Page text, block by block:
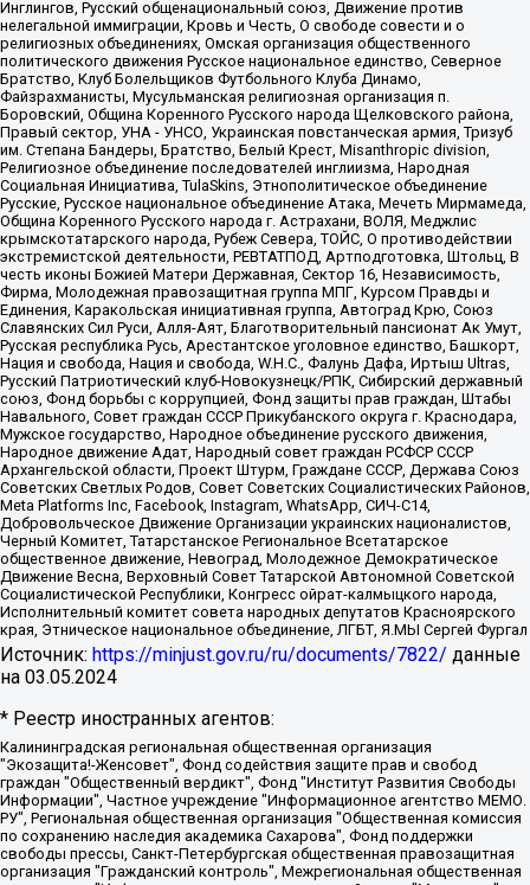
Инглингов, Русский общенациональный союз, Движение против
нелегальной иммиграции, Кровь и Честь, О свободе совести и о
религиозных объединениях, Омская организация общественного
политического движения Русское национальное единство, Северное
Братство, Клуб Болельщиков Футбольного Клуба Динамо,
Файзрахманисты, Мусульманская религиозная организация п.
Боровский, Община Коренного Русского народа Щелковского района,
Правый сектор, УНА - УНСО, Украинская повстанческая армия, Тризуб
им. Степана Бандеры, Братство, Белый Крест, Misanthropic division,
Религиозное объединение последователей инглиизма, Народная
Социальная Инициатива, TulaSkins, Этнополитическое объединение
Русские, Русское национальное объединение Атака, Мечеть Мирмамеда,
Община Коренного Русского народа г. Астрахани, ВОЛЯ, Меджлис
крымскотатарского народа, Рубеж Севера, ТОЙС, О противодействии
экстремистской деятельности, РЕВТАТПОД, Артподготовка, Штольц, В
честь иконы Божией Матери Державная, Сектор 16, Независимость,
Фирма, Молодежная правозащитная группа МПГ, Курсом Правды и
Единения, Каракольская инициативная группа, Автоград Крю, Союз
Славянских Сил Руси, Алля-Аят, Благотворительный пансионат Ак Умут,
Русская республика Русь, Арестантское уголовное единство, Башкорт,
Нация и свобода, Нация и свобода, W.H.С., Фалунь Дафа, Иртыш Ultras,
Русский Патриотический клуб-Новокузнецк/РПК, Сибирский державный
союз, Фонд борьбы с коррупцией, Фонд защиты прав граждан, Штабы
Навального, Совет граждан СССР Прикубанского округа г. Краснодара,
Мужское государство, Народное объединение русского движения,
Народное движение Адат, Народный совет граждан РСФСР СССР
Архангельской области, Проект Штурм, Граждане СССР, Держава Союз
Советских Светлых Родов, Совет Советских Социалистических Районов,
Meta Platforms Inc, Facebook, Instagram, WhatsApp, СИЧ-С14,
Добровольческое Движение Организации украинских националистов,
Черный Комитет, Татарстанское Региональное Всетатарское
общественное движение, Невоград, Молодежное Демократическое
Движение Весна, Верховный Совет Татарской Автономной Советской
Социалистической Республики, Конгресс ойрат-калмыцкого народа,
Исполнительный комитет совета народных депутатов Красноярского
края, Этническое национальное объединение, ЛГБТ, Я.МЫ Сергей Фургал
Источник: https://minjust.gov.ru/ru/documents/7822/ данные
на 03.05.2024
* Реестр иностранных агентов:
Калининградская региональная общественная организация "Экозащита!-Женсовет", Фонд содействия защите прав и свобод граждан "Общественный вердикт", Фонд "Институт Развития Свободы Информации", Частное учреждение "Информационное агентство МЕМО. РУ", Региональная общественная организация "Общественная комиссия по сохранению наследия академика Сахарова", Фонд поддержки свободы прессы, Санкт-Петербургская общественная правозащитная организация "Гражданский контроль", Межрегиональная общественная организация "Информационно-просветительский центр "Мемориал", Региональный Фонд "Центр Защиты Прав Средств Массовой Информации", с 05.12.2023 Фонд "Центр Защиты Прав Средств массовой информации", Региональная общественная благотворительная организация помощи беженцам и мигрантам "Гражданское содействие", Негосударственное образовательное учреждение дополнительного профессионального образования (повышение квалификации) специалистов "АКАДЕМИЯ ПО ПРАВАМ ЧЕЛОВЕКА", Свердловская региональная общественная организация "Сутяжник", Автономная некоммерческая организация "Центр независимых социологических исследований", Союз общественных объединений "Российский исследовательский центр по правам человека", Региональное общественное учреждение научно-информационный центр "МЕМОРИАЛ", Некоммерческая организация "Фонд защиты гласности", Автономная некоммерческая организация "Институт прав человека", Городская общественная организация "Екатеринбургское общество "МЕМОРИАЛ", Городская общественная организация "Рязанское историко-просветительское и правозащитное общество "Мемориал" (Рязанский Мемориал), Челябинский региональный орган общественной самодеятельности – женское общественное объединение "Женщины Евразии", Челябинский региональный орган общественной самодеятельности "Уральская правозащитная группа", Фонд содействия защите здоровья и социальной справедливости имени Андрея Рылькова, Автономная Некоммерческая Организация "Аналитический Центр Юрия Левады", Автономная некоммерческая организация социальной поддержки населения "Проект Апрель", Региональная общественная организация помощи женщинам и детям, находящимся в кризисной ситуации "Информационно-методический центр "Анна", Фонд содействия развитию массовых коммуникаций и правовому просвещению "Так-так-Так", Фонд содействия устойчивому развитию "Серебряная тайга", Свердловский региональный общественный фонд социальных проектов "Новое время", "Idel.Реалии", Кавказ.Реалии, Крым.Реалии, Телеканал Настоящее Время, Татаро-башкирская служба Радио Свобода (Azatliq Radiosi), Радио Свободная Европа/Радио Свобода (PCE/PC), "Сибирь.Реалии", "Фактограф", Благотворительный фонд помощи осужденным и их семьям, Автономная некоммерческая организация "Институт глобализации и социальных движений", Фонд "В защиту прав заключенных", Частное учреждение "Центр поддержки и содействия развитию средств массовой информации", Пензенский региональный общественный благотворительный фонд "Гражданский союз", "Север.Реалии", Некоммерческая организация Фонд "Правовая инициатива", Общество с ограниченной ответственностью "Радио Свободная Европа/Радио Свобода", Чешское информационное агентство "MEDIUM-ORIENT", Красноярская региональная общественная организация "Мы против СПИДа", Камалягин Денис Николаевич, Маркелов Сергей Евгеньевич, Пономарев Лев Александрович, Савицкая Людмила Алексеевна, Автономная некоммерческая организация "Центр по работе с проблемой насилия "НАСИЛИЮ.НЕТ", Межрегиональный профессиональный союз работников здравоохранения "Альянс врачей", Юридическое лицо, зарегистрированное в Латвийской Республике, SIA "Medusa Project" (регистрационный номер 40103797863, дата регистрации 10.06.2014), Некоммерческая организация "Фонд по борьбе с коррупцией", Автономная некоммерческая организация "Институт права и публичной политики", Баданин Роман Сергеевич, Гликин Максим Александрович, Железнова Мария Михайловна, Лукьянова Юлия Сергеевна, Маетная Елизавета Витальевна, Маняхин Петр Борисович, Чуракова Ольга Владимировна, Ярош Юлия Петровна, Юридическое лицо "The Insider SIA", зарегистрированное в Риге, Латвийская Республика (дата регистрации 26.06.2015), являющееся администратором доменного имени интернет-издания "The Insider SIA", https://theins.ru, Постернак Алексей Евгеньевич, Рубин Михаил Аркадьевич, Анин Роман Александрович, Юридическое лицо Istories fonds, зарегистрированное в Латвийской Республике (регистрационный номер 50008295751, дата регистрации 24.02.2020), Великовский Дмитрий Александрович, Долинина Ирина Николаевна, Мароховская Алеся Алексеевна, Шлейнов Роман Юрьевич, Шмагун Олеся Валентиновна, Общество с ограниченной ответственностью "Альтаир 2021", Общество с ограниченной ответственностью "Вега 2021", Общество с ограниченной ответственностью "Главный редактор 2021", Общество с ограниченной ответственностью "Ромашки монолит", Важенков Артем Валерьевич, Ивановская областная общественная организация "Центр гендерных исследований", Гурман Юрий Альбертович, Медиапроект "ОВД-Инфо", Егоров Владимир Владимирович, Жилинский Владимир Александрович, Общество с ограниченной ответственностью "ЗП", Иванова София Юрьевна, Карезина Инна Павловна, Кильтау Екатерина Викторовна, Петров Алексей Викторович, Пискунов Сергей Евгеньевич, Смирнов Сергей Сергеевич, Тихонов Михаил Сергеевич, Общество с ограниченной ответственностью "ЖУРНАЛИСТ-ИНОСТРАННЫЙ АГЕНТ", Арапова Галина Юрьевна, Вольтская Татьяна Анатольевна, Американская компания "Mason G.E.S. Anonymous Foundation" (США), являющаяся владельцем интернет-издания https://mnews.world/, Компания "Stichting Bellingcat", зарегистрированная в Нидерландах (дата регистрации 11.07.2018), Захаров Андрей Вячеславович, Клепиковская Екатерина Дмитриевна, Общество с ограниченной ответственностью "МЕМО", Перл Роман Александрович, Симонов Евгений Алексеевич, Соловьева Елена Анатольевна, Сотников Даниил Владимирович, Сурначева Елизавета Дмитриевна, Автономная некоммерческая организация по защите прав человека и информированию населения "Якутия – Наше Мнение", Общество с ограниченной ответственностью "Москоу диджитал медиа", с 26.01.2023 Общество с ограниченной ответственностью "Чайка Белые сады", Ветошкина Валерия Валерьевна, Заговора Максим Александрович, Межрегиональное общественное движение "Российская ЛГБТ - сеть", Оленичев Максим Владимирович, Павлов Иван Юрьевич, Скворцова Елена Сергеевна, Общество с ограниченной ответственностью "Как бы инагент", Кочетков Игорь Викторович, Общество с ограниченной ответственностью "Честные выборы", Еланчик Олег Александрович, Общество с ограниченной ответственностью "Нобелевский призыв", Гималова Регина Эмилевна, Григорьев Андрей Валерьевич, Григорьева Алина Александровна, Ассоциация по содействию защите прав призывников, альтернативнослужащих и военнослужащих "Правозащитная группа "Гражданин.Армия.Право", Хисамова Регина Фаритовна, Автономная некоммерческая организация по реализации социально-правовых программ "Лилит", Дальневосточное общественное движение "Маяк", Санкт-Петербургская ЛГБТ-инициативная группа "Выход", Инициативная группа ЛГБТ+ "Реверс", Алексеев Андрей Викторович, Бекбулатова Таисия Львовна, Беляев Иван Михайлович, Владыкина Елена Сергеевна, Гельман Марат Александрович, Никульшина Вероника Юрьевна, Толоконникова Надежда Андреевна, Шендерович Виктор Анатольевич, Общество с ограниченной ответственностью "Данное сообщение", Общество с ограниченной ответственностью Издательский дом "Новая глава", Айнбиндер Александра Александровна, Московский комьюнити-центр для ЛГБТ+инициатив, Благотворительный фонд развития филантропии, Deutsche Welle (Германия, Kurt-Schumacher-Strasse 3, 53113 Bonn), Борзунова Мария Михайловна, Воробьев Виктор Викторович, Голубева Анна Львовна, Константинова Алла Михайловна, Малкова Ирина Владимировна, Мурадов Мурад Абдулгалимович, Осетинская Елизавета Николаевна, Понасенков Евгений Николаевич, Ганапольский Матвей Юрьевич, Киселев Евгений Алексеевич, Борухович Ирина Григорьевна, Дремин Иван Тимофеевич, Дубровский Дмитрий Викторович, Красноярская региональная общественная организация поддержки и развития альтернативных образовательных технологий и межкультурных коммуникаций "ИНТЕРРА", Маяковская Екатерина Алексеевна, Фейгин Марк Захарович, Филимонов Андрей Викторович, Дзугкоева Регина Николаевна, Доброхотов Роман Александрович, Дудь Юрий Александрович, Елкин Сергей Владимирович, Кругликов Кирилл Игоревич, Сабунаева Мария Леонидовна, Семенов Алексей Владимирович, Шаинян Карен Багратович, Шульман Екатерина Михайловна, Асафьев Артур Валерьевич, Вахштайн Виктор Семенович, Венедиктов Алексей Алексеевич, Лушникова Екатерина Евгеньевна, Волков Леонид Михайлович, Невзоров Александр Глебович, Пархоменко Сергей Борисович, Сироткин Ярослав Николаевич, Кара-Мурза Владимир Владимирович, Баранова Наталья Владимировна, Гозман Леонид Яковлевич, Кагарлицкий Борис Юльевич, Климарев Михаил Валерьевич, Милов Владимир Станиславович, Автономная некоммерческая организация Краснодарский центр современного искусства "Типография", Моргенштерн Алишер Тагирович, Соболь Любовь Эдуардовна, Общество с ограниченной ответственностью "ЛИЗА НОРМ", Каспаров Гарри Кимович, Ходорковский Михаил Борисович, Общество с ограниченной ответственностью "Апрельские тезисы", Данилович Ирина Брониславовна, Кашин Олег Владимирович, Петров Николай Владимирович, Пивоваров Алексей Владимирович, Соколов Михаил Владимирович, Цветкова Юлия Владимировна, Чичваркин Евгений Александрович, Комитет против пыток/Команда против пыток, Общество с ограниченной ответственностью "Первый научный", Общество с ограниченной ответственностью "Вертолет и ко", Белоцерковская Вероника Борисовна, Кац Максим Евгеньевич, Лазарева Татьяна Юрьевна, Шаведдинов Руслан Табризович, Яшин Илья Валерьевич, Общество с ограниченной ответственностью "Иноагент ААВ", Алешковский Дмитрий Петрович, Альбац Евгения Марковна, Быков Дмитрий Львович, Галямина Юлия Евгеньевна, Лойко Сергей Леонидович, Мартынов Кирилл Константинович, Медведев Сергей Александрович, Крашенинников Федор Геннадиевич, Гордеева Катерина Вл